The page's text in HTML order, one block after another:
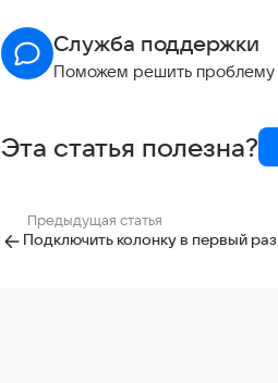
Служба поддержки
Поможем решить проблему
Эта статья полезна?
Предыдущая статья
Подключить колонку в первый раз